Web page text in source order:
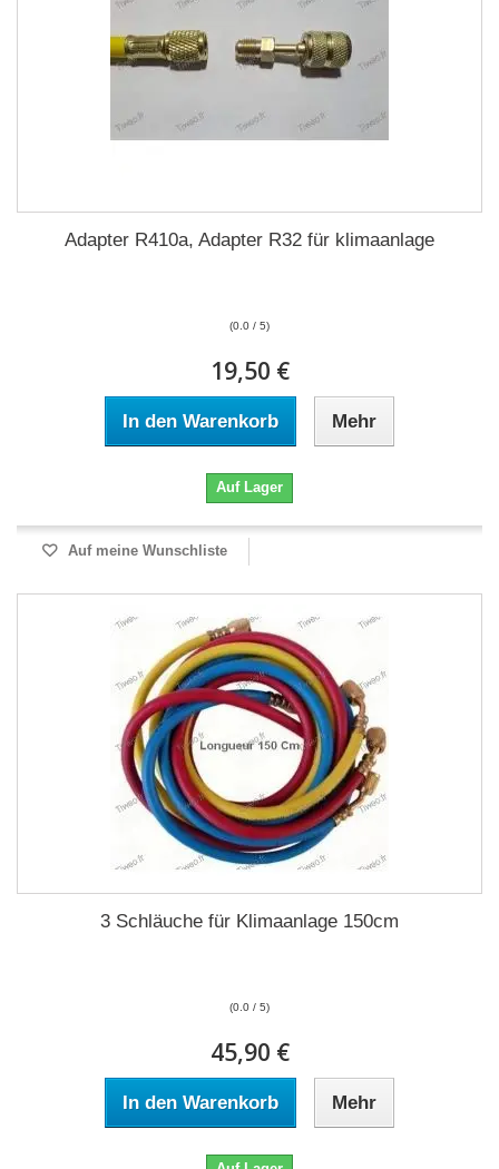
Adapter R410a, Adapter R32 für klimaanlage
(0.0 / 5)
19,50 €
In den Warenkorb Mehr
Auf Lager
Auf meine Wunschliste
3 Schläuche für Klimaanlage 150cm
(0.0 / 5)
45,90 €
In den Warenkorb Mehr